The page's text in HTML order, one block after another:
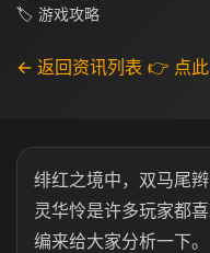
🏷 游戏攻略
← 返回资讯列表 👉 点
绯红之境中，双马尾
灵华怜是许多玩家都
编来给大家分析一下。